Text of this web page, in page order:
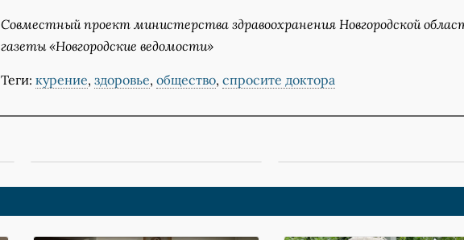
Совместный проект министерства здравоохранения Новгородской
газеты «Новгородские ведомости»
Теги: курение, здоровье, общество, спросите доктора